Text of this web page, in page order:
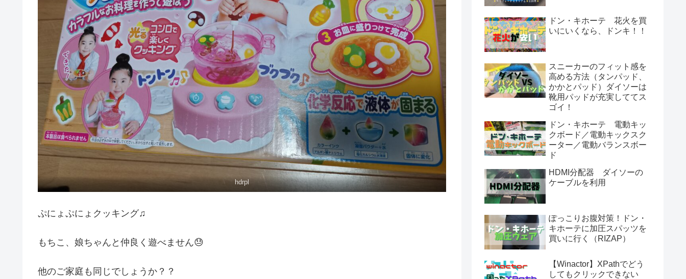
hdrpl
ぷにょぷにょクッキング♫
もちこ、娘ちゃんと仲良く遊べません😓
他のご家庭も同じでしょうか？？
ドン・キホーテ 花火を買
いにいくなら、ドンキ！！
スニーカーのフィット感を
高める方法（タンパッド、
かかとパッド）ダイソーは
靴用パッドが充実しててス
ゴイ！
ドン・キホーテ 電動キッ
クボード／電動キックスク
ーター／電動バランスボー
ド
HDMI分配器 ダイソーの
ケーブルを利用
ぽっこりお腹対策！ドン・
キホーテに加圧スパッツを
買いに行く（RIZAP）
【Winactor】XPathでどう
してもクリックできない